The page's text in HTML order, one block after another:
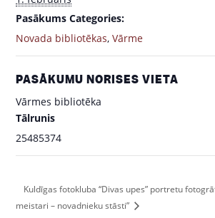
Pasākums Categories:
Novada bibliotēkas,Vārme
PASĀKUMU NORISES VIETA
Vārmes bibliotēka
Tālrunis
25485374
Kuldīgas fotokluba “Divas upes” portretu
meistari – novadnieku stāsti”